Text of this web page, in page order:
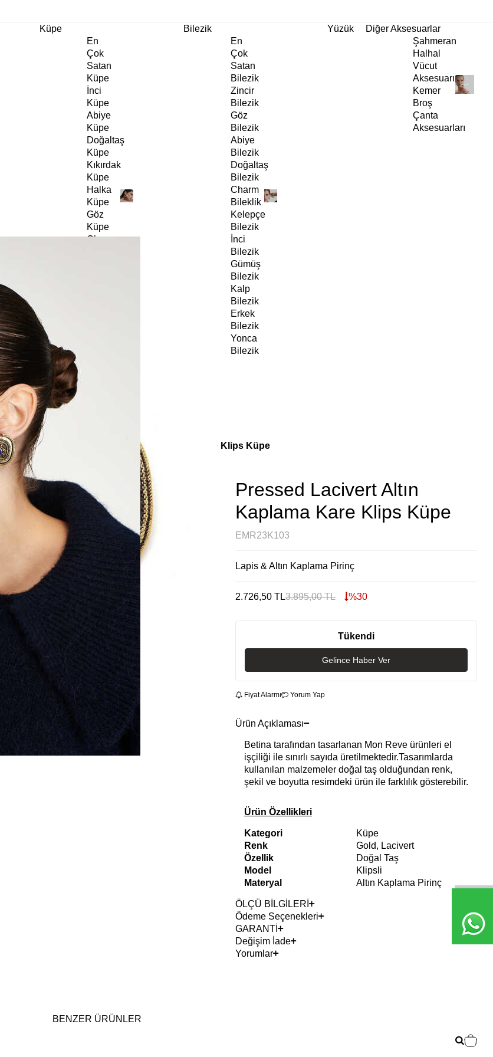
Küpe
En
Çok
Satan
Küpe
İnci
Küpe
Abiye
Küpe
Doğaltaş
Küpe
Kıkırdak
Küpe
Halka
Küpe
Göz
Küpe
Charm
Bilezik
En
Çok
Satan
Bilezik
Zincir
Bilezik
Göz
Bilezik
Abiye
Bilezik
Doğaltaş
Bilezik
Charm
Bileklik
Kelepçe
Bilezik
İnci
Bilezik
Gümüş
Bilezik
Kalp
Bilezik
Erkek
Bilezik
Yonca
Bilezik
Yüzük
Diğer Aksesuarlar
Şahmeran
Halhal
Vücut
Aksesuarı
Kemer
Broş
Çanta
Aksesuarları
Klipsli Küpe Pressed Lacivert Altın Kaplama Kare Klips Küpe
Pressed Lacivert Altın
Kaplama Kare Klips Küpe
EMR23K103
Lapis & Altın Kaplama Pirinç
2.726,50 TL3.895,00TL %30
Tükendi
Gelince Haber Ver
Fiyat Alarmı Yorum Yap
Ürün Açıklaması
Betina tarafından tasarlanan Mon Reve ürünleri el
işçiliği ile sınırlı sayıda üretilmektedir.Tasarımlarda
kullanılan malzemeler doğal taş olduğundan renk,
şekil ve boyutta resimdeki ürün ile farklılık gösterebilir.
Ürün Özellikleri
Kategori
Küpe
Renk
Gold, Lacivert
Özellik
Doğal Taş
Model
Klipsli
Materyal
Altın Kaplama Pirinç
ÖLÇÜ BİLGİLERİ
Ödeme Seçenekleri
GARANTİ
Değişim İade
Yorumlar
BENZER ÜRÜNLER